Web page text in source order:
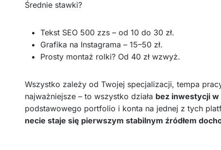
Średnie stawki?
Tekst SEO 500 zzs – od 10 do 30 zł.
Grafika na Instagrama – 15–50 zł.
Prosty montaż rolki? Od 40 zł wzwyż.
Wszystko zależy od Twojej specjalizacji, tempa
najważniejsze – to wszystko działa bez inwestycji
podstawowego portfolio i konta na jednej z tych
necie staje się pierwszym stabilnym źródłem